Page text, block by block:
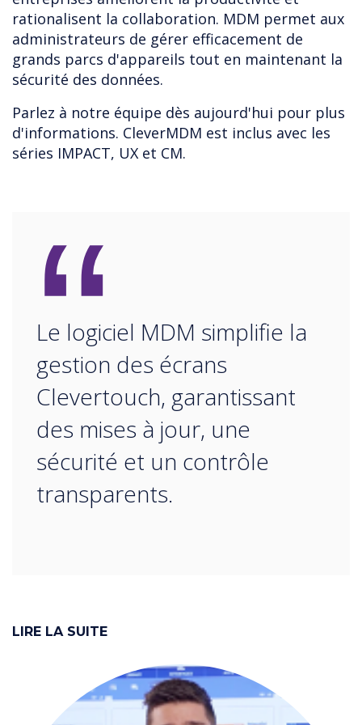
rationalisent la collaboration. MDM permet aux
administrateurs de gérer efficacement de
grands parcs d'appareils tout en maintenant la
sécurité des données.
Parlez à notre équipe dès aujourd'hui pour plus
d'informations. CleverMDM est inclus avec les
séries IMPACT, UX et CM.
LIRE LA SUITE
“
Le logiciel MDM simplifie la
gestion des écrans
Clevertouch, garantissant
des mises à jour, une
sécurité et un contrôle
transparents.